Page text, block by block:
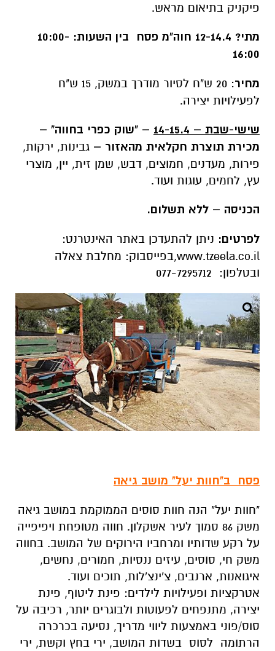
פיקניק בתיאום מראש.
מתי? 12-14.4 חוה"מ פסח
בין השעות: 10:00-
16:00
מחיר
: 20 ש"ח לסיור מודרך במשק, 15 ש"ח
לפעילויות יצירה.
שישי-שבת – 14-15.4
– "שוק כפרי בחווה" –
מכירת תוצרת חקלאית מהאזור – גבינות, ירקות,
פירות, מעדנים, חמוצים, דבש, שמן זית, יין, מוצרי
עץ, לחמים, עוגות ועוד.
הכניסה – ללא תשלום.
לפרטים: ניתן להתעדכן באתר האינטרנט:
www.tzeela.co.il,בפייסבוק: מחלבת צאלה
ובטלפון: 077-7295712
פסח ב"חוות יעל" מושב גיאה
"חוות יעל" הנה חוות סוסים הממוקמת במושב גיאה
משק 86 סמוך לעיר אשקלון. חווה מטופחת ויפיפייה
על רקע שדותיו ומרחביו הירוקים של המושב. בחווה
משק חי, סוסים, עיזים ננסיות, חמורים, נחשים,
איגואנות, ארנבים, צ'ינצ'לות, תוכים ועוד.
אטרקציות ופעילויות לילדים: פינת ליטוף, פינת
יצירה, מתנפחים לפעוטות ולבוגרים יותר, רכיבה על
סוס/פוני באמצעות ליווי מדריך, נסיעה בכרכרה
הרתומה לסוס בשדות המושב, ירי בחץ וקשת, ירי